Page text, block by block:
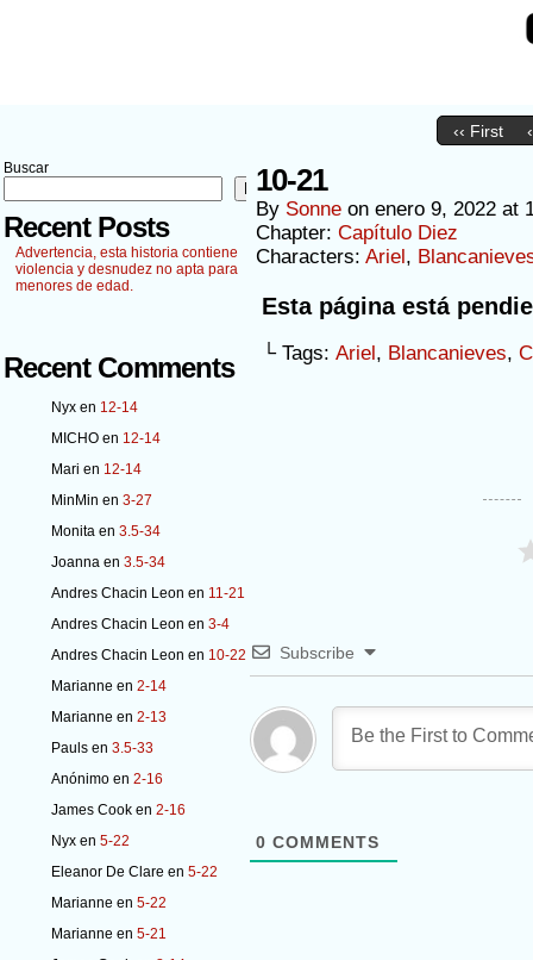
‹‹ First
Buscar
Buscar
Recent Posts
Advertencia, esta historia contiene
violencia y desnudez no apta para
menores de edad.
Recent Comments
Nyx en 12-14
MICHO en 12-14
Mari en 12-14
MinMin en 3-27
Monita en 3.5-34
Joanna en 3.5-34
Andres Chacin Leon en 11-21
Andres Chacin Leon en 3-4
Andres Chacin Leon en 10-22
Marianne en 2-14
Marianne en 2-13
Pauls en 3.5-33
Anónimo en 2-16
James Cook en 2-16
Nyx en 5-22
Eleanor De Clare en 5-22
Marianne en 5-22
Marianne en 5-21
10-21
By Sonne on enero 9, 2022 at
Chapter: Capítulo Diez
Characters: Ariel,
Esta página está
└ Tags: Ariel, Blancanieves,
Subscribe
0 COMMENTS